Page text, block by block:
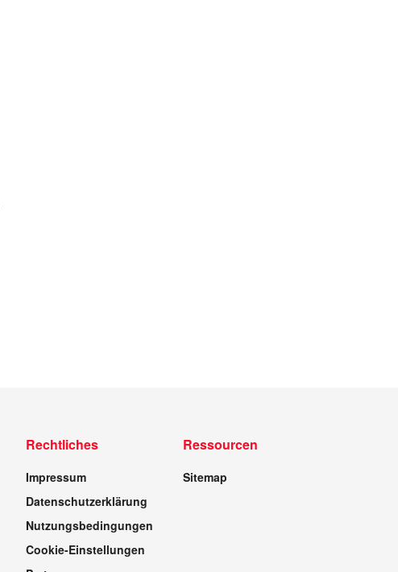
Rechtliches
Impressum
Datenschutzerklärung
Nutzungsbedingungen
Cookie-Einstellungen
Ressourcen
Sitemap